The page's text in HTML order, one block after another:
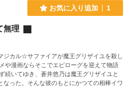
お気に入り追加 1
無理
カル☆サファイアが魔王グリザイユを殺し
なった。そんな彼のもとにかつての相棒イワ